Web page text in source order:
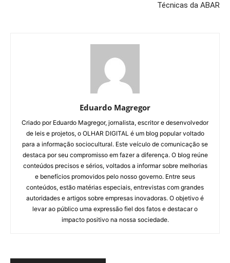
Técnicas da ABAR
Eduardo Magregor
Criado por Eduardo Magregor, jornalista, escritor e desenvolvedor
de leis e projetos, o OLHAR DIGITAL é um blog popular voltado
para a informação sociocultural. Este veículo de comunicação se
destaca por seu compromisso em fazer a diferença. O blog reúne
conteúdos precisos e sérios, voltados a informar sobre melhorias
e benefícios promovidos pelo nosso governo. Entre seus
conteúdos, estão matérias especiais, entrevistas com grandes
autoridades e artigos sobre empresas inovadoras. O objetivo é
levar ao público uma expressão fiel dos fatos e destacar o
impacto positivo na nossa sociedade.